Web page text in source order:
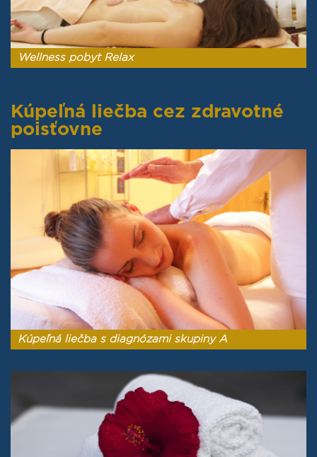
Wellness pobyt Relax
Kúpeľná liečba cez zdravotné
poisťovne
Kúpeľná liečba s diagnózami skupiny A